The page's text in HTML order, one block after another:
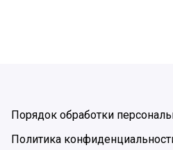
Порядок обработки
Политика